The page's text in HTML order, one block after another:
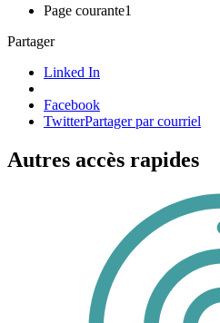
Page courante1
Partager
Linked In
Facebook
TwitterPartager par courriel
Autres accès rapides